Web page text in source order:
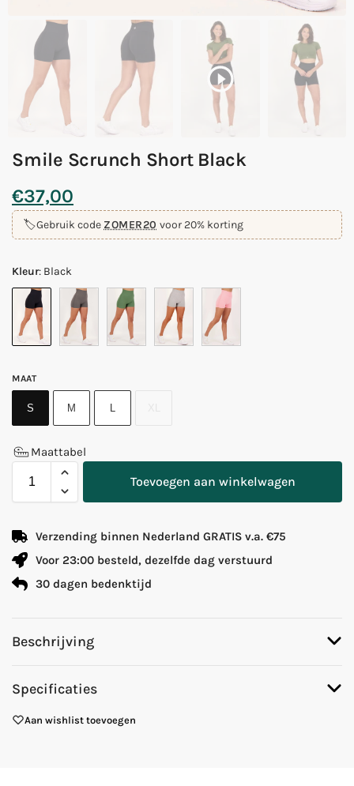
Smile Scrunch Short Black
€37,00
🏷️Gebruik code ZOMER20 voor 20% korting
Kleur: Black
MAAT
S M
Maattabel
Toevoegen aan winkelwagen
Verzending binnen Nederland GRATIS v.a. €75
Voor 23:00 besteld, dezelfde dag verstuurd
30 dagen bedenktijd
Beschrijving
Specificaties
Aan wishlist toevoegen